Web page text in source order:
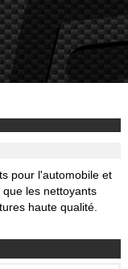
pour l'automobile et
les nettoyants
haute qualité.